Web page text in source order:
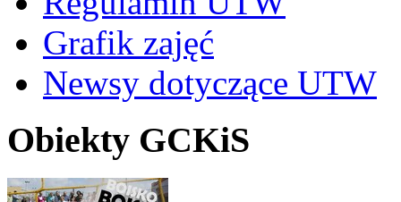
Grafik zajęć
Newsy dotyczące UTW
Obiekty GCKiS